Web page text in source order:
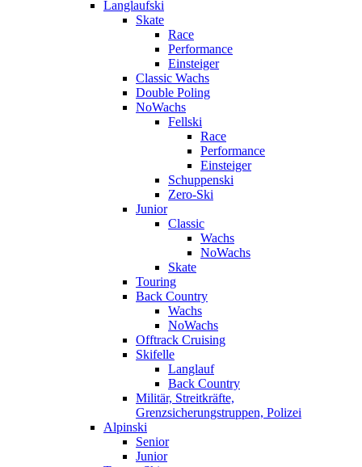
Langlaufski
Skate
Race
Performance
Einsteiger
Classic Wachs
Double Poling
NoWachs
Fellski
Race
Performance
Einsteiger
Schuppenski
Zero-Ski
Junior
Classic
Wachs
NoWachs
Skate
Touring
Back Country
Wachs
NoWachs
Offtrack Cruising
Skifelle
Langlauf
Back Country
Militär, Streitkräfte,
Grenzsicherungstruppen, Polizei
Alpinski
Senior
Junior